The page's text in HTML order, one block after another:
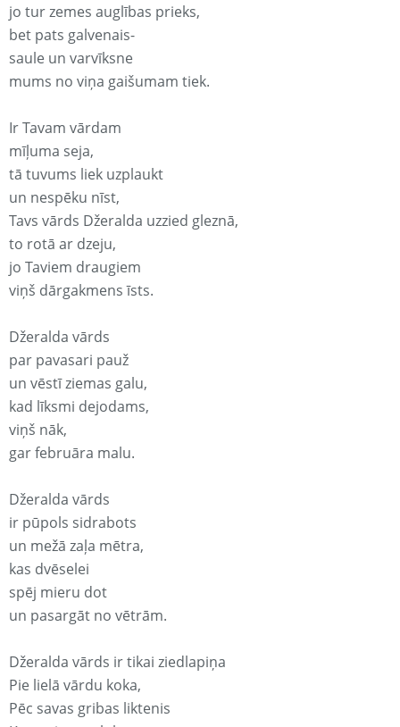
jo tur zemes auglības prieks,
bet pats galvenais-
saule un varvīksne
mums no viņa gaišumam tiek.
Ir Tavam vārdam
mīļuma seja,
tā tuvums liek uzplaukt
un nespēku nīst,
Tavs vārds Džeralda uzzied gleznā,
to rotā ar dzeju,
jo Taviem draugiem
viņš dārgakmens īsts.
Džeralda vārds
par pavasari pauž
un vēstī ziemas galu,
kad līksmi dejodams,
viņš nāk,
gar februāra malu.
Džeralda vārds
ir pūpols sidrabots
un mežā zaļa mētra,
kas dvēselei
spēj mieru dot
un pasargāt no vētrām.
Džeralda vārds ir tikai ziedlapiņa
Pie lielā vārdu koka,
Pēc savas gribas liktenis